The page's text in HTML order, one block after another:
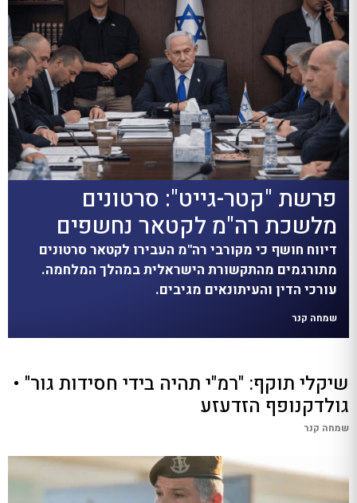
פרשת "קטר-גייט": סרטונים
מלשכת רה"מ לקטאר נחשפים
דיווח חושף כי מקורבי רה"מ העבירו לקטאר סרטונים
מתורגמים מהתקשורת הישראלית במהלך המלחמה.
עורכי הדין והעיתונאים מגיבים.
שמחה קנר
שיקלי תוקף: "רמ"י תהיה בידי חסידות גור" •
גולדקנופף הזדעזע
שמחה קנר